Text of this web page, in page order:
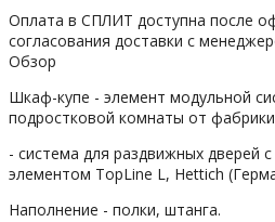
Оплата в СПЛИТ доступна после
согласования доставки с
Обзор
Шкаф-купе - элемент модульной
подростковой комнаты от
- система для раздвижных дверей
элементом TopLine L, Hettich
Наполнение - полки, штанга.